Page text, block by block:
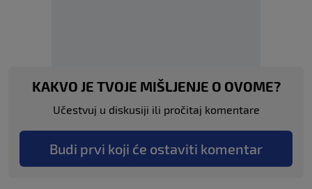
KAKVO JE TVOJE MIŠLJENJE O OVOME?
Učestvuj u diskusiji ili pročitaj komentare
Budi prvi koji će ostaviti komentar